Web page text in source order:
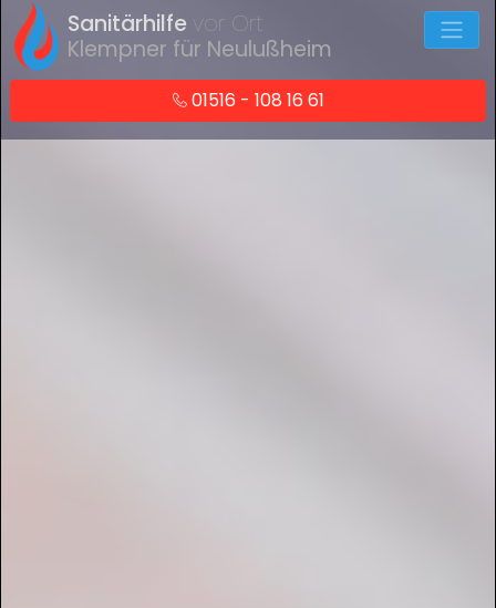
Sanitärhilfe vor Ort
Klempner für Neulußheim
01516 - 108 16 61